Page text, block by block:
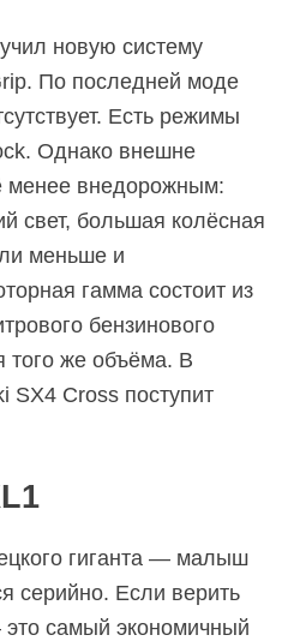
новую систему
По последней моде
Есть режимы
Однако внешне
менее внедорожным:
свет, большая колёсная
меньше и
гамма состоит из
бензинового
того же объёма. В
SX4 Cross поступит
гиганта — малыш
серийно. Если верить
самый экономичный